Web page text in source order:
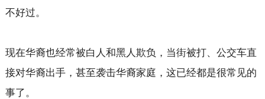
不好过。
现在华裔也经常被白人和黑人欺负，当街被打、公交车直
接对华裔出手，甚至袭击华裔家庭，这已经都是很常见的
事了。